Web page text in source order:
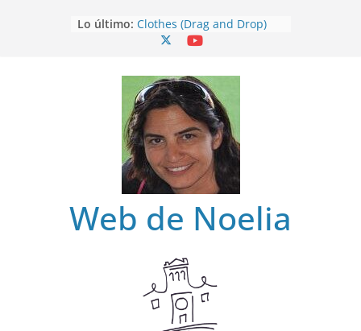
Lo último: Clothes (Drag and Drop)
Clothes
Clothes (Spot it)
Clothes (Listen and choose)
Web de Noelia